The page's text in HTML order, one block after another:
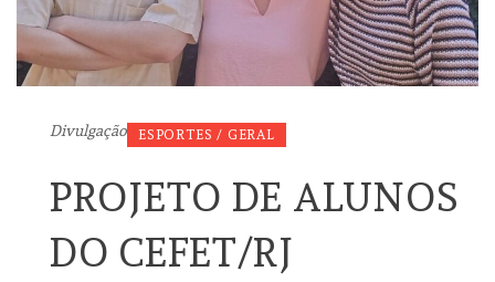
Divulgação ESPORTES / GERAL
PROJETO DE ALUNOS
DO CEFET/RJ